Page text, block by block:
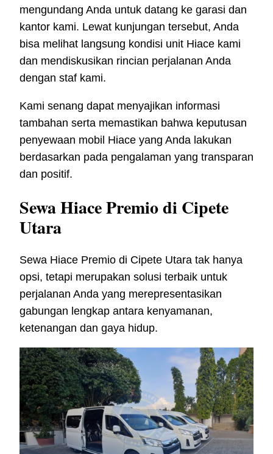
mengundang Anda untuk datang ke garasi dan
kantor kami. Lewat kunjungan tersebut, Anda
bisa melihat langsung kondisi unit Hiace kami
dan mendiskusikan rincian perjalanan Anda
dengan staf kami.
Kami senang dapat menyajikan informasi
tambahan serta memastikan bahwa keputusan
penyewaan mobil Hiace yang Anda lakukan
berdasarkan pada pengalaman yang transparan
dan positif.
Sewa Hiace Premio di Cipete
Utara
Sewa Hiace Premio di Cipete Utara tak hanya
opsi, tetapi merupakan solusi terbaik untuk
perjalanan Anda yang merepresentasikan
gabungan lengkap antara kenyamanan,
ketenangan dan gaya hidup.